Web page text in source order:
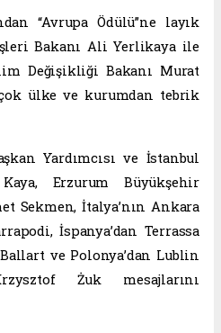
“Avrupa Ödülü”ne layık
Bakanı Ali Yerlikaya ile
Değişikliği Bakanı Murat
ülke ve kurumdan tebrik
Yardımcısı ve İstanbul
Erzurum Büyükşehir
Sekmen, İtalya’nın Ankara
İspanya’dan Terrassa
ve Polonya’dan Lublin
Żuk mesajlarını